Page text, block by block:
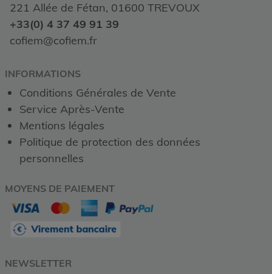
221 Allée de Fétan, 01600 TREVOUX
+33(0) 4 37 49 91 39
cofiem@cofiem.fr
INFORMATIONS
Conditions Générales de Vente
Service Après-Vente
Mentions légales
Politique de protection des données
personnelles
MOYENS DE PAIEMENT
NEWSLETTER